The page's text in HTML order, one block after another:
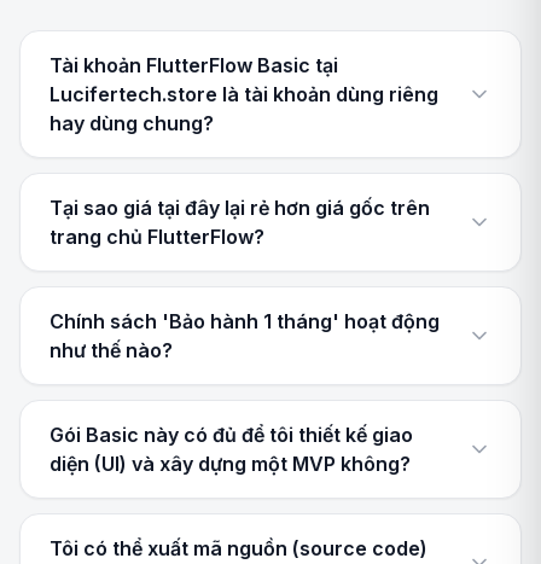
Tài khoản FlutterFlow Basic tại
Lucifertech.store là tài khoản dùng riêng
hay dùng chung?
Tại sao giá tại đây lại rẻ hơn giá gốc trên
trang chủ FlutterFlow?
Chính sách 'Bảo hành 1 tháng' hoạt động
như thế nào?
Gói Basic này có đủ để tôi thiết kế giao
diện (UI) và xây dựng một MVP không?
Tôi có thể xuất mã nguồn (source code)